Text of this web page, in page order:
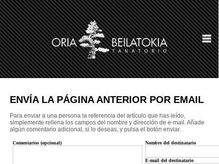
ENVÍA LA PÁGINA ANTERIOR POR EMAIL
Para enviar a una persona la referencia del artículo que has leído,
simplemente rellena los campos del nombre y dirección de e-mail. Añade
algún comentario adicional, si lo deseas, y pulsa el botón enviar.
Comentarios (opcional) Nombre del destinatario
E-mail del destinatario